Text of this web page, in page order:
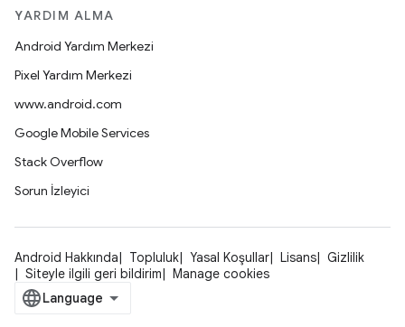
YARDIM ALMA
Android Yardım Merkezi
Pixel Yardım Merkezi
www.android.com
Google Mobile Services
Stack Overflow
Sorun İzleyici
Android Hakkında Topluluk Yasal Koşullar Lisans
Gizlilik
Siteyle ilgili geri bildirim
Manage cookies